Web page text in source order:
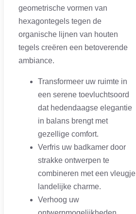
geometrische vormen van
hexagontegels tegen de
organische lijnen van houten
tegels creëren een betoverende
ambiance.
Transformeer uw ruimte in
een serene toevluchtsoord
dat hedendaagse elegantie
in balans brengt met
gezellige comfort.
Verfris uw badkamer door
strakke ontwerpen te
combineren met een vleugje
landelijke charme.
Verhoog uw